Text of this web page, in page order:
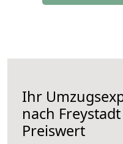
Ihr
nach Freystadt
Preiswert